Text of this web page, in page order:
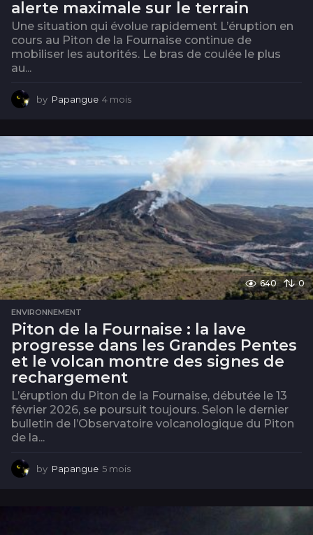
alerte maximale sur le terrain
Une situation qui évolue rapidement L’éruption en
cours au Piton de la Fournaise continue de
mobiliser les autorités. Le bras de coulée le plus
au...
by Papangue 4 mois
i
640 0
ENVIRONNEMENT
Piton de la Fournaise : la lave
progresse dans les Grandes Pentes
et le volcan montre des signes de
rechargement
L’éruption du Piton de la Fournaise, débutée le 13
février 2026, se poursuit toujours. Selon le dernier
bulletin de l’Observatoire volcanologique du Piton
de la...
by Papangue 5 mois